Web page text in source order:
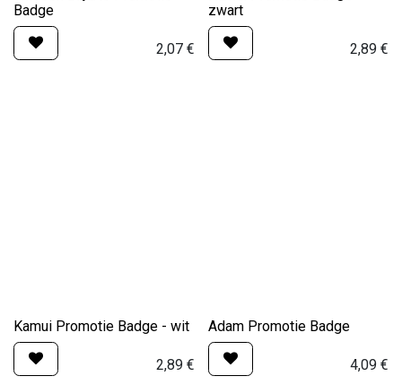
Badge
2,07€
zwart
2,89 €
Kamui Promotie Badge - wit
2,89€
Adam Promotie Badge
4,09 €